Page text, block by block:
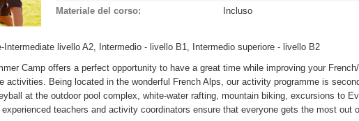
Materiale del corso
Incluso
livello A2, Intermedio - livello B1, Intermedio superiore - livello B2
Camp offers a perfect opportunity to have a great time while improving your
activities. Being located in the wonderful French Alps, our activity programme is
at the outdoor pool complex, white-water rafting, mountain biking, excursions to
teachers and activity coordinators ensure that everyone gets the most out